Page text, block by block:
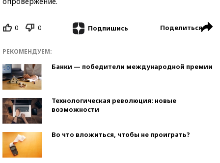
0 0 Подпишись Поделиться
РЕКОМЕНДУЕМ:
Банки — победители международной премии
Технологическая революция: новые
возможности
Во что вложиться, чтобы не проиграть?